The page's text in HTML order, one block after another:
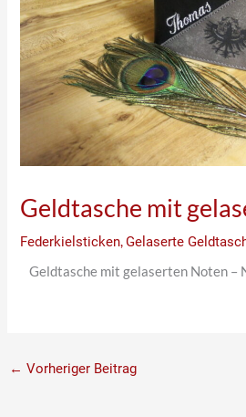
Geldtasche mit
Federkielsticken,Gelaserte
Geldtasche mit gelaserten Noten –
← Vorheriger Beitrag